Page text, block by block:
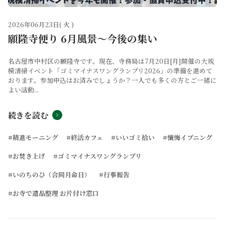
2026年06月23日( 火 )
願隆寺便り 6月風景～今後の集い
名古屋市中村区の願隆寺です。現在、寺務局は7月20日[月]開催の大規
模清掃イベント「ゴミマイナスワングランプリ2026」の準備を進めて
おります。参加申込はお済みでしょうか？一人でも多くの方とご一緒に
よい活動...
続きを読む
#精進モーニング #終活カフェ #いいゴミ拾い
#懺悔イブニング
#お焚き上げ
#ゴミマイナスワングランプリ
#いのちのひ（合同月命日）
#行事報告
#お寺で遺品整理 お片付け窓口